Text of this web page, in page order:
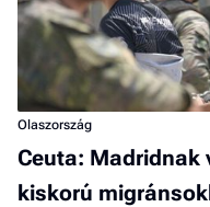
Olaszország
Ceuta:
kiskorú